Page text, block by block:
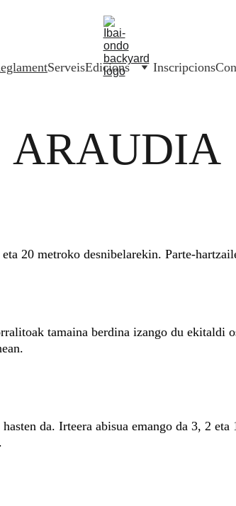
ServeisEdicions Inscripcions
ARAUDIA
20 metroko desnibelarekin. Parte-
tamaina berdina izango du ekitaldi
da. Irteera abisua emango da 3, 2